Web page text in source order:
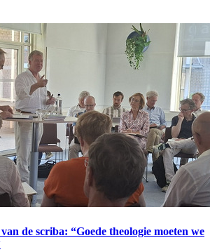
de scriba: “Goede theologie moeten we